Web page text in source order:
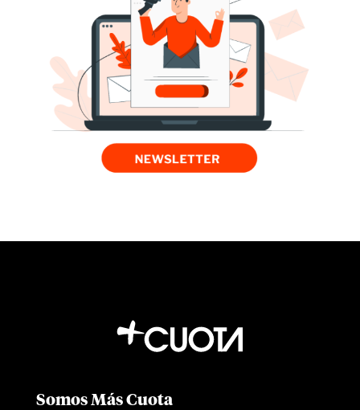
Somos Más Cuota